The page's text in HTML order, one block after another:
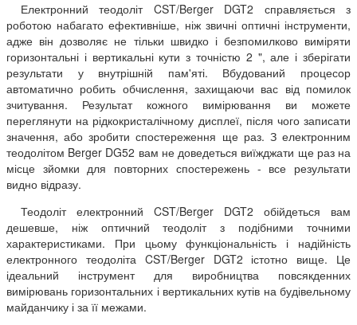
Електронний теодоліт CST/Berger DGT2 справляється з
роботою набагато ефективніше, ніж звичні оптичні інструменти,
адже він дозволяє не тільки швидко і безпомилково виміряти
горизонтальні і вертикальні кути з точністю 2 ", але і зберігати
результати у внутрішній пам'яті. Вбудований процесор
автоматично робить обчислення, захищаючи вас від помилок
зчитування. Результат кожного вимірювання ви можете
переглянути на рідкокристалічному дисплеї, після чого записати
значення, або зробити спостереження ще раз. З електронним
теодолітом Berger DG52 вам не доведеться виїжджати ще раз на
місце зйомки для повторних спостережень - все результати
видно відразу.
Теодоліт електронний CST/Berger DGT2 обійдеться вам
дешевше, ніж оптичний теодоліт з подібними точними
характеристиками. При цьому функціональність і надійність
електронного теодоліта CST/Berger DGT2 істотно вище. Це
ідеальний інструмент для виробництва повсякденних
вимірювань горизонтальних і вертикальних кутів на будівельному
майданчику і за її межами.